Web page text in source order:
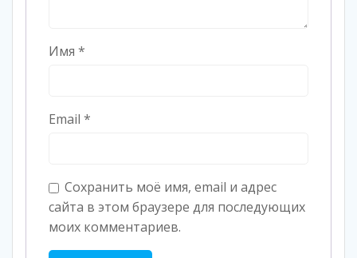
Имя *
Email *
Сохранить моё имя, email и адрес
сайта в этом браузере для последующих
моих комментариев.